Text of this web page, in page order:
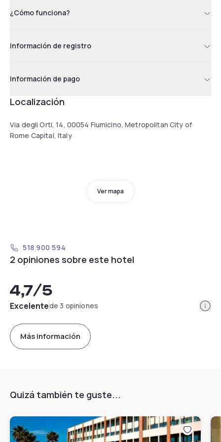
¿Cómo funciona?
Información de registro
Información de pago
Localización
Via degli Orti, 14, 00054 Fiumicino, Metropolitan City of
Rome Capital, Italy
Ver mapa
518 900 594
2 opiniones sobre este hotel
4,7/5
Excelentede 3 opiniones
Más información
Quizá también te guste...